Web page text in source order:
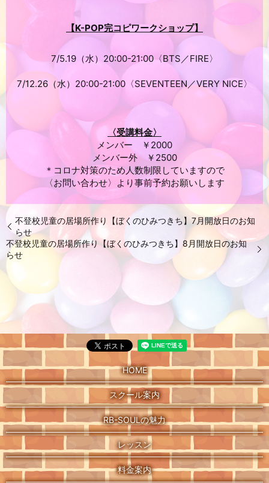
【K-POP完コピワークショップ】
7/5.19（水）20:00-21:00〈BTS／FIRE〉
7/12.26（水）20:00-21:00〈SEVENTEEN／VERY NICE〉
〈受講料金〉
メンバー ￥2000
メンバー外 ￥2500
＊コロナ対策のため人数制限していますので
〈お問い合わせ〉より事前予約お願いします
不登校児童の居場所作り【ぼくのひみつきち】7月開放日のお知
らせ
不登校児童の居場所作り【ぼくのひみつきち】8月開放日のお知
らせ
HOME
スクール案内
RB-SOULの魅力
レッスン
料金案内